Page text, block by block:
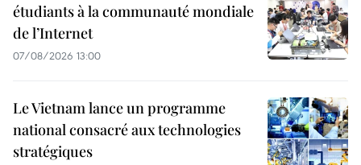
étudiants à la communauté mondiale
de l’Internet
07/08/2026 13:00
Le Vietnam lance un programme
national consacré aux technologies
stratégiques